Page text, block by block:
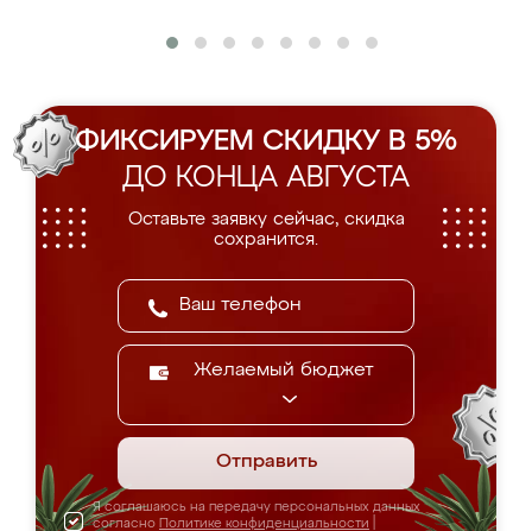
ФИКСИРУЕМ СКИДКУ В 5%
ДО КОНЦА АВГУСТА
Оставьте заявку сейчас, скидка
сохранится.
Желаемый бюджет
Отправить
Я соглашаюсь на передачу персональных данных
согласно Политике конфиденциальности